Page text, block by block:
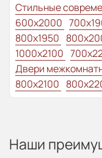
Стильные
600x2000
800х1950
1000x2100
Двери
800x2100
Наши